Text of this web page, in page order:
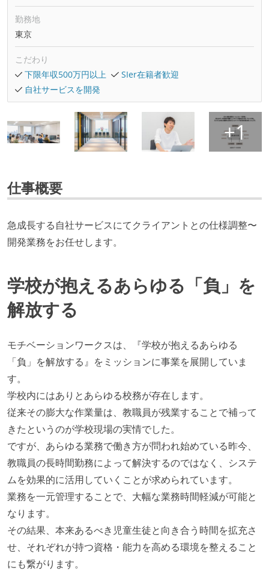
勤務地
東京
こだわり
下限年収500万円以上
SIer在籍者歓迎
自社サービスを開発
仕事概要
急成長する自社サービスにてクライアントとの仕様調整〜
開発業務をお任せします。
学校が抱えるあらゆる「負」を
解放する
モチベーションワークスは、『学校が抱えるあらゆる
「負」を解放する』をミッションに事業を展開していま
す。
学校内にはありとあらゆる校務が存在します。
従来その膨大な作業量は、教職員が残業することで補って
きたというのが学校現場の実情でした。
ですが、あらゆる業務で働き方が問われ始めている昨今、
教職員の長時間勤務によって解決するのではなく、システ
ムを効果的に活用していくことが求められています。
業務を一元管理することで、大幅な業務時間軽減が可能と
なります。
その結果、本来あるべき児童生徒と向き合う時間を拡充さ
せ、それぞれが持つ資格・能力を高める環境を整えること
にも繋がります。